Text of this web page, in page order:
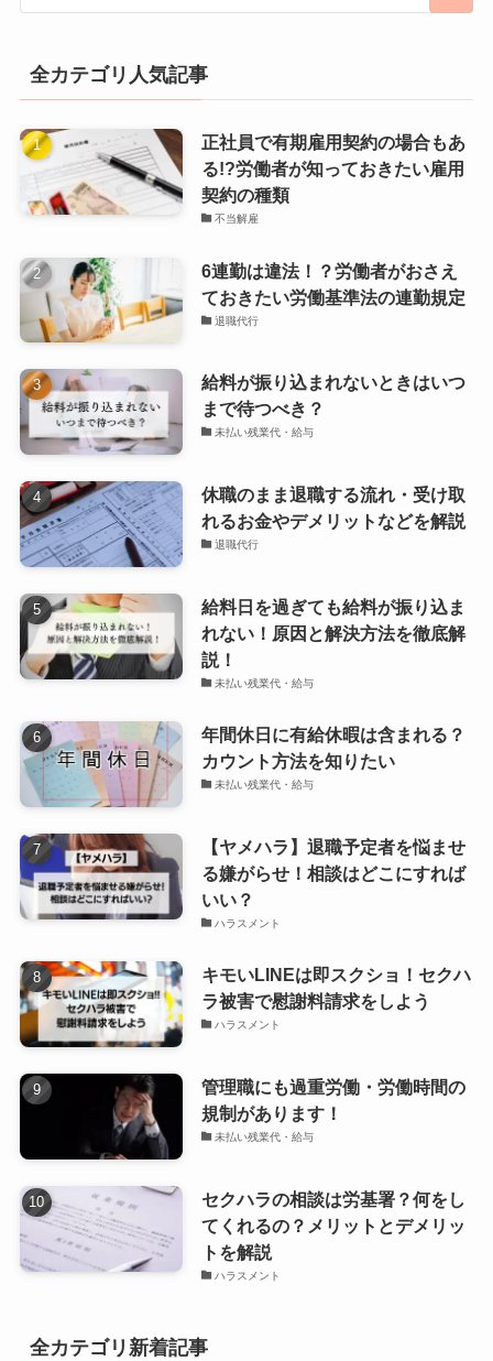
全カテゴリ人気記事
正社員で有期雇用契約の場合もあ
る!?労働者が知っておきたい雇用
契約の種類
不当解雇
6連勤は違法！？労働者がおさえ
ておきたい労働基準法の連勤規定
退職代行
給料が振り込まれないときはいつ
まで待つべき？
未払い残業代・給与
休職のまま退職する流れ・受け取
れるお金やデメリットなどを解説
退職代行
給料日を過ぎても給料が振り込ま
れない！原因と解決方法を徹底解
説！
未払い残業代・給与
年間休日に有給休暇は含まれる？
カウント方法を知りたい
未払い残業代・給与
【ヤメハラ】退職予定者を悩ませ
る嫌がらせ！相談はどこにすれば
いい？
ハラスメント
キモいLINEは即スクショ！セクハ
ラ被害で慰謝料請求をしよう
ハラスメント
管理職にも過重労働・労働時間の
規制があります！
未払い残業代・給与
セクハラの相談は労基署？何をし
てくれるの？メリットとデメリッ
トを解説
ハラスメント
全カテゴリ新着記事